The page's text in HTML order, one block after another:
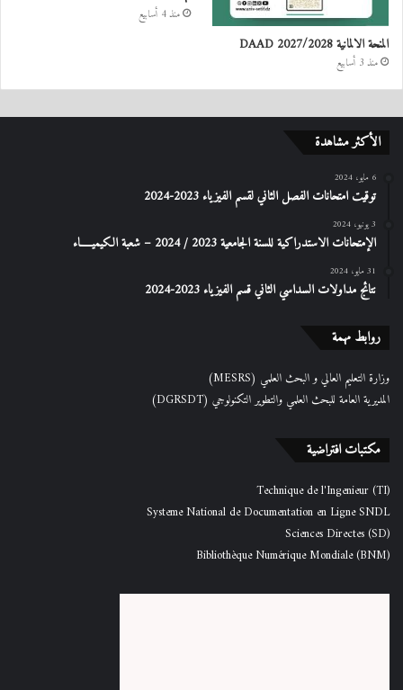
المنحة الالمانية DAAD 2027/2028
منذ 3 أسابيع
منذ 4 أسابيع
الأكثر مشاهدة
6 مايو، 2024
توقيت امتحانات الفصل الثاني لقسم الفيزياء 2023-2024
3 يونيو، 2024
الإمتحانات الاستدراكیة للسنة الجامعیة 2023 / 2024 – شعبة الكیمیـــــاء
31 مايو، 2024
نتائج مداولات السداسي الثاني قسم الفيزياء 2023-2024
روابط مهمة
وزارة التعليم العالي و البحث العلمي (MESRS)
المديرية العامة للبحث العلمي والتطوير التكنولوجي (DGRSDT)
مكتبات افتراضية
Technique de l'Ingenieur (TI)
Systeme National de Documentation en Ligne SNDL
Sciences Directes (SD)
Bibliothèque Numérique Mondiale (BNM)